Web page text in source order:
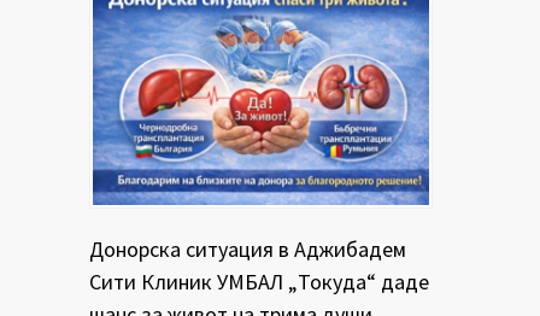
Донорска ситуация в Аджибадем
Сити Клиник УМБАЛ „Токуда“ даде